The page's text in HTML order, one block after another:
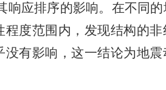
响应排序的影响。在不同
度范围内，发现结构的非
有影响，这一结论为地震